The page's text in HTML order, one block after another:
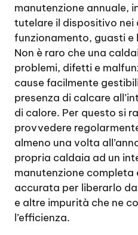
manutenzione annuale,
tutelare il dispositivo
funzionamento, guasti
Non è raro che una
problemi, difetti e
cause facilmente
presenza di calcare
di calore. Per questo si
provvedere
almeno una volta
propria caldaia ad un
manutenzione completa
accurata per liberarlo
e altre impurità che ne
l’efficienza.